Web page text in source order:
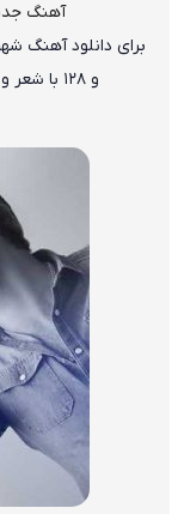
آهنگ
و ۱۲۸ با شعر و متن ترانه به ادامه مطلب مراجعه کنید.